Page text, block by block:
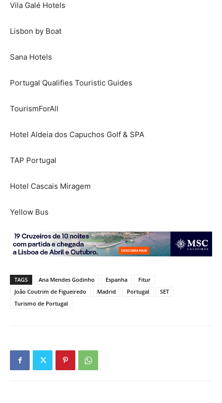
Vila Galé Hotels
Lisbon by Boat
Sana Hotels
Portugal Qualifies Touristic Guides
TourismForAll
Hotel Aldeia dos Capuchos Golf & SPA
TAP Portugal
Hotel Cascais Miragem
Yellow Bus
TAGS Ana Mendes Godinho Espanha
Fitur
João Coutrim de Figueiredo
Madrid Portugal
SET
Turismo de Portugal